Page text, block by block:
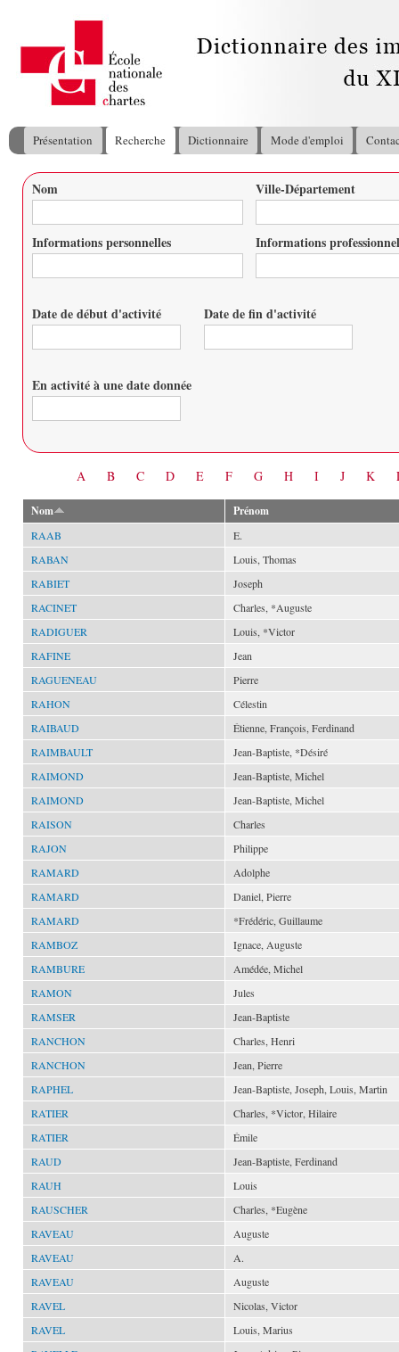
Menu principal
Présentation Recherche Dictionnaire Mode d'emploi
Vous êtes ici
Nom Ville-Département
Informations personnelles Informations
Date de début d'activité Date de fin d'activité
En activité à une date donnée
A B C D E F G H I J K
Nom Prénom
RAAB
E.
RABAN
Louis, Thomas
RABIET
Joseph
RACINET
Charles, *Auguste
RADIGUER
Louis, *Victor
RAFINE
Jean
RAGUENEAU
Pierre
RAHON
Célestin
RAIBAUD
Étienne, François, Ferdinand
RAIMBAULT
Jean-Baptiste, *Désiré
RAIMOND
Jean-Baptiste, Michel
RAIMOND
Jean-Baptiste, Michel
RAISON
Charles
RAJON
Philippe
RAMARD
Adolphe
RAMARD
Daniel, Pierre
RAMARD
*Frédéric, Guillaume
RAMBOZ
Ignace, Auguste
RAMBURE
Amédée, Michel
RAMON
Jules
RAMSER
Jean-Baptiste
RANCHON
Charles, Henri
RANCHON
Jean, Pierre
RAPHEL
Jean-Baptiste, Joseph, Louis, Martin
RATIER
Charles, *Victor, Hilaire
RATIER
Émile
RAUD
Jean-Baptiste, Ferdinand
RAUH
Louis
RAUSCHER
Charles, *Eugène
RAVEAU
Auguste
RAVEAU
A.
RAVEAU
Auguste
RAVEL
Nicolas, Victor
RAVEL
Louis, Marius